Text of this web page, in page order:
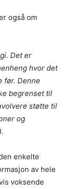
også om
Det er
hvor det
før. Denne
begrenset til
støtte til
og
enkelte
av hele
voksende